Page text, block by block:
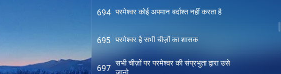
694 परमेश्वर कोई अपमान बर्दाश्त नहीं करता है
695 परमेश्वर है सभी चीज़ों का शासक
697
सभी चीज़ों पर परमेश्वर की संप्रभुता द्वारा उसे